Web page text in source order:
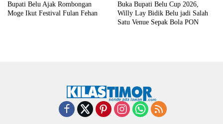
Bupati Belu Ajak Rombongan
Moge Ikut Festival Fulan Fehan
Buka Bupati Belu Cup 2026,
Willy Lay Bidik Belu jadi Salah
Satu Venue Sepak Bola PON